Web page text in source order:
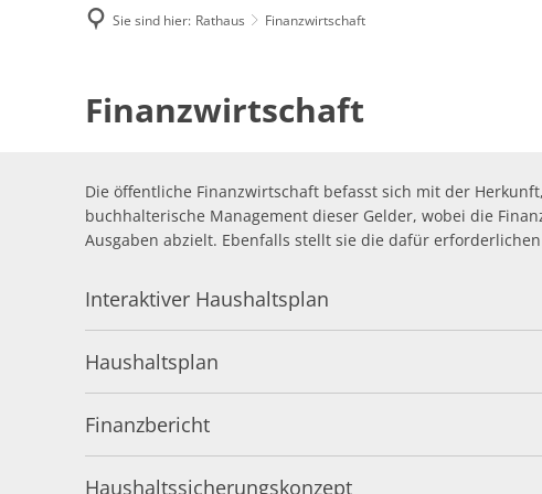
Sie sind hier: Rathaus Finanzwirtschaft
Finanzwirtschaft
Finanzwirtschaft
Die öffentliche Finanzwirtschaft befasst sich mit der
buchhalterische Management dieser Gelder, wobei die
Ausgaben abzielt. Ebenfalls stellt sie die dafür
Interaktiver Haushaltsplan
Haushaltsplan
Finanzbericht
Haushaltssicherungskonzept